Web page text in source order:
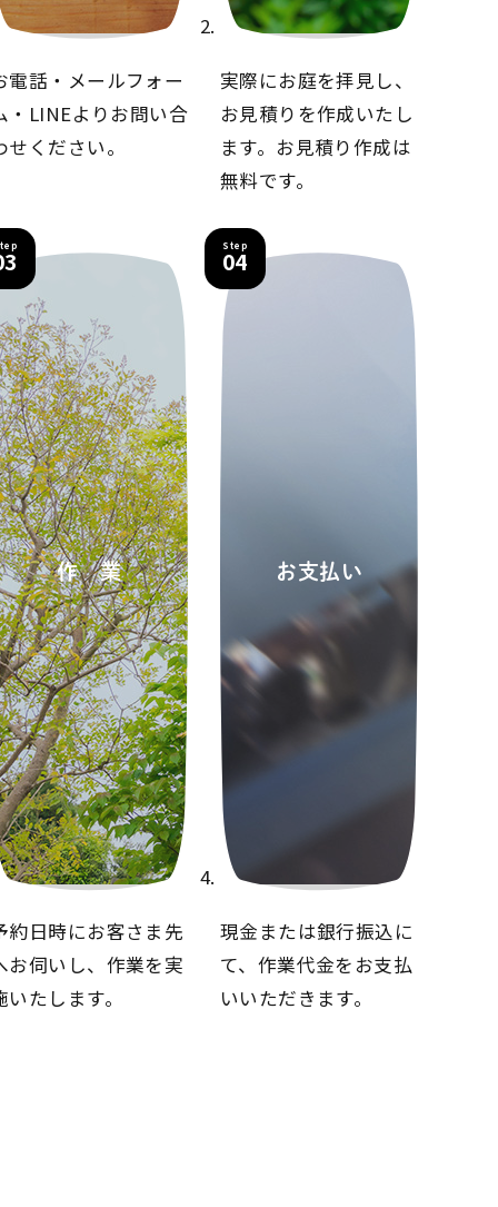
電話・メールフォー
・LINEよりお問い合
せください。
実際にお庭を拝見し、
お見積りを作成いたし
ます。 お見積り作成は
無料です。
作業
約日時にお客さま先
お伺いし、 作業を実
いたします。
Step
04
お支払い
現金または銀行振込に
て、 作業代金をお支払
いいただきます。